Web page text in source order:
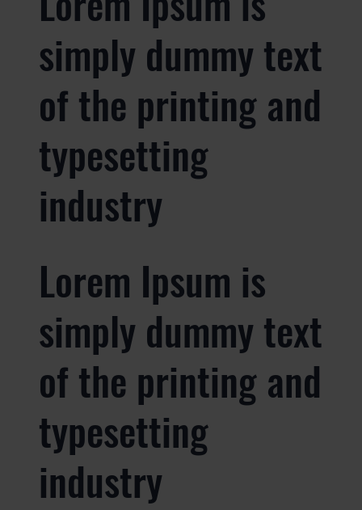
simply dummy text
of the printing and
typesetting
industry
Lorem Ipsum is
simply dummy text
of the printing and
typesetting
industry